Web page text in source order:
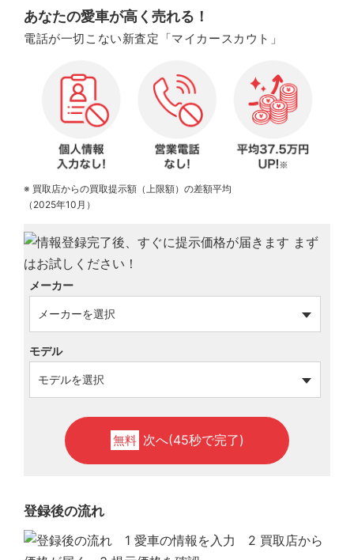
あなたの愛車が高く売れる！
電話が一切こない新査定「マイカースカウト」
※ 買取店からの買取提示額（上限額）の差額平均
（2025年10月）
メーカー
モデル
無料 次へ(45秒で完了)
登録後の流れ